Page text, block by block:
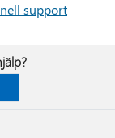
support